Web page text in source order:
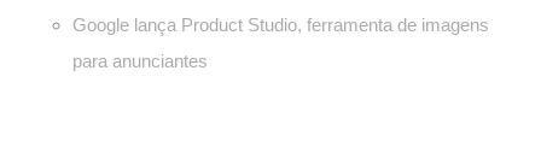
Google lança Product Studio, ferramenta de imagens
para anunciantes